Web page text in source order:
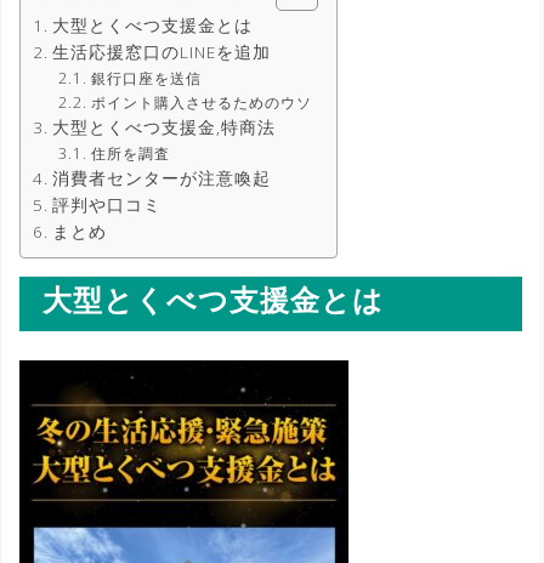
大型とくべつ支援金とは
生活応援窓口のLINEを追加
銀行口座を送信
ポイント購入させるためのウソ
大型とくべつ支援金,特商法
住所を調査
消費者センターが注意喚起
評判や口コミ
まとめ
大型とくべつ支援金とは